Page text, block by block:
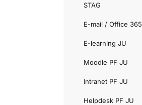
STAG
E-mail / Office 365
E-learning JU
Moodle PF JU
Intranet PF JU
Helpdesk PF JU